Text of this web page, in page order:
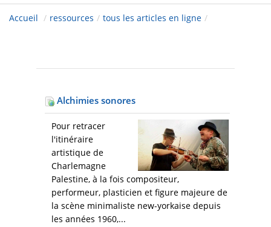
Accueil / ressources / tous les articles en ligne /
Alchimies sonores
Pour retracer
l'itinéraire
artistique de
Charlemagne
Palestine, à la fois compositeur,
performeur, plasticien et figure majeure de
la scène minimaliste new-yorkaise depuis
les années 1960,...